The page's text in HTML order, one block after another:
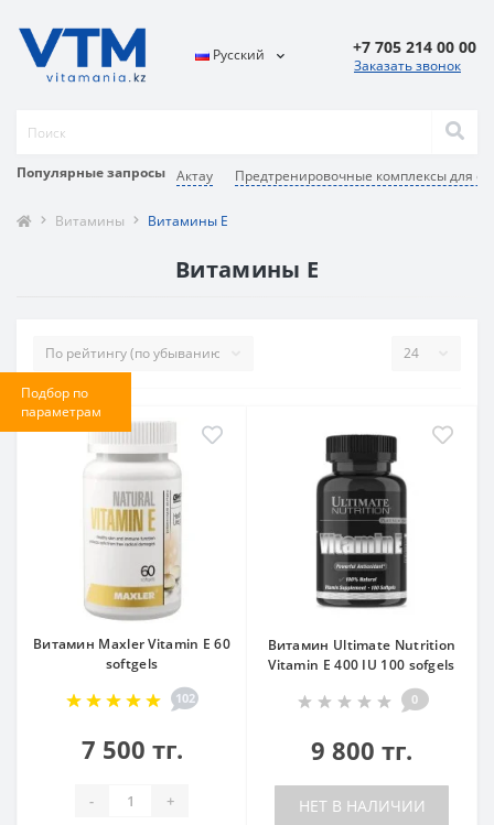
Подбор по
параметрам
Популярные запросы Актау Предтренировочные комплексы для
Русский +7 705 214 00 00
Заказать звонок
Витамины Витамины Е
Витамины Е
Витамин Maxler Vitamin E 60
softgels
102
7 500 тг.
- +
Витамин Ultimate Nutrition
Vitamin E 400 IU 100 sofgels
0
9 800 тг.
НЕТ В НАЛИЧИИ